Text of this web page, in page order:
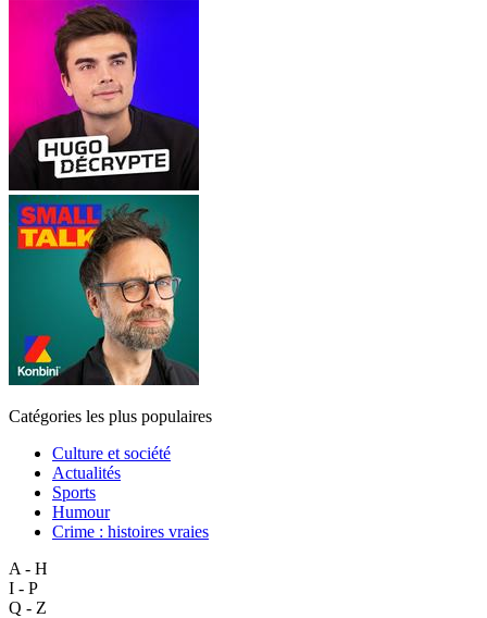
Catégories les plus populaires
Culture et société
Actualités
Sports
Humour
Crime : histoires vraies
A - H
I - P
Q - Z